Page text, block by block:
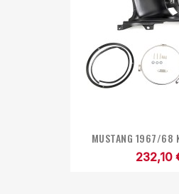
MUSTANG 1967/68
232,10